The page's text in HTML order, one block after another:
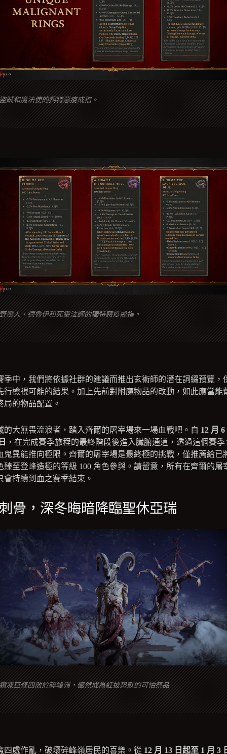
賊和魔法使的獨特惡疫戒指。
蠻人、德魯伊和死靈法師的獨特惡疫戒指。
季中，我們將依據社群的建議而推出玄術師的潛在詞綴預覽，
行檢視可能的結果。加上先前對附魔物品的改動，如此應當能
局的物品配置。
的大無畏流浪者，踏入齊爾的屠宰場來一場血戰吧。自 12 月
，在完成賽季旅程的最終階段後進入臟腑通道，透過這個賽
鬼異能推向極限。齊爾的屠宰場是最終極的挑戰，僅推薦給已
臻至登峰造極的等級 100 角色參與。請留意，所有在齊爾的屠
會持續到血之賽季結束。
骨，深冬晦暗降臨聖休亞瑞
凍巨怪四散於碎峰嶺，儼然成為紅披恐獸的可怕祭品
四處作亂，破壞碎峰嶺居民的喜樂。從 12 月 13 日起至 1 月 3